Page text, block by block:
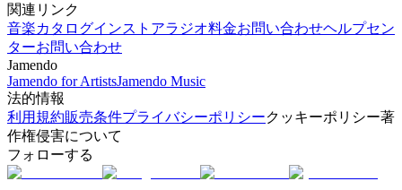
関連リンク
音楽カタログインストアラジオ料金お問い合わせヘルプセン
ターお問い合わせ
Jamendo
Jamendo for ArtistsJamendo Music
法的情報
利用規約販売条件プライバシーポリシークッキーポリシー著
作権侵害について
フォローする